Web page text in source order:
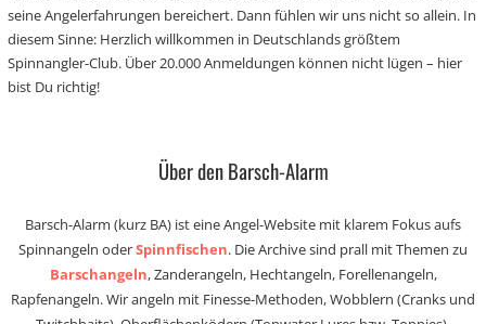
seine Angelerfahrungen bereichert. Dann fühlen wir uns nicht so allein. In
diesem Sinne: Herzlich willkommen in Deutschlands größtem
Spinnangler-Club. Über 20.000 Anmeldungen können nicht lügen – hier
bist Du richtig!
Über den Barsch-Alarm
Barsch-Alarm (kurz BA) ist eine Angel-Website mit klarem Fokus aufs
Spinnangeln oderSpinnfischen. Die Archive sind prall mit Themen zu
Barschangeln, Zanderangeln, Hechtangeln, Forellenangeln,
Rapfenangeln. Wir angeln mit Finesse-Methoden, Wobblern (Cranks und